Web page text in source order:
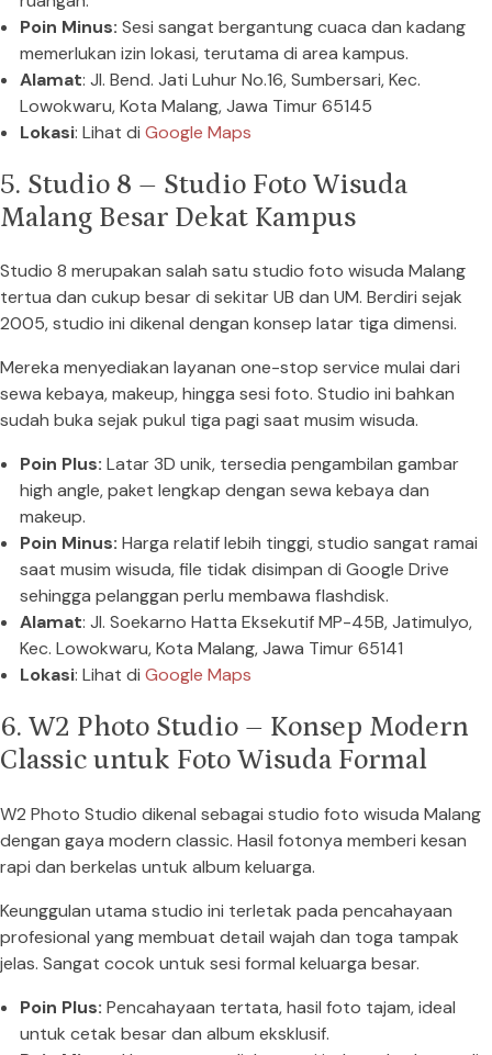
Poin Minus: Sesi sangat bergantung cuaca dan kadang
memerlukan izin lokasi, terutama di area kampus.
Alamat: Jl. Bend. Jati Luhur No.16, Sumbersari, Kec.
Lowokwaru, Kota Malang, Jawa Timur 65145
Lokasi: Lihat di Google Maps
5. Studio 8 – Studio Foto Wisuda
Malang Besar Dekat Kampus
Studio 8 merupakan salah satu studio foto wisuda Malang
tertua dan cukup besar di sekitar UB dan UM. Berdiri sejak
2005, studio ini dikenal dengan konsep latar tiga dimensi.
Mereka menyediakan layanan one-stop service mulai dari
sewa kebaya, makeup, hingga sesi foto. Studio ini bahkan
sudah buka sejak pukul tiga pagi saat musim wisuda.
Poin Plus: Latar 3D unik, tersedia pengambilan gambar
high angle, paket lengkap dengan sewa kebaya dan
makeup.
Poin Minus: Harga relatif lebih tinggi, studio sangat ramai
saat musim wisuda, file tidak disimpan di Google Drive
sehingga pelanggan perlu membawa flashdisk.
Alamat: Jl. Soekarno Hatta Eksekutif MP-45B, Jatimulyo,
Kec. Lowokwaru, Kota Malang, Jawa Timur 65141
Lokasi: Lihat di Google Maps
6. W2 Photo Studio – Konsep Modern
Classic untuk Foto Wisuda Formal
W2 Photo Studio dikenal sebagai studio foto wisuda Malang
dengan gaya modern classic. Hasil fotonya memberi kesan
rapi dan berkelas untuk album keluarga.
Keunggulan utama studio ini terletak pada pencahayaan
profesional yang membuat detail wajah dan toga tampak
jelas. Sangat cocok untuk sesi formal keluarga besar.
Poin Plus: Pencahayaan tertata, hasil foto tajam, ideal
untuk cetak besar dan album eksklusif.